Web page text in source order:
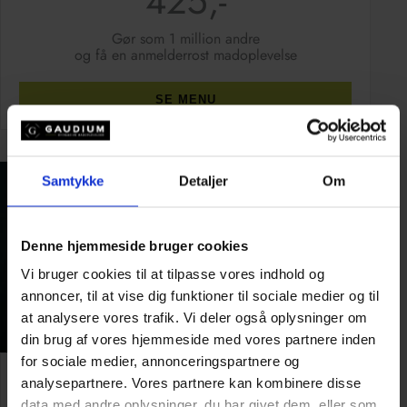
Samtykke Detaljer Om
Denne hjemmeside bruger cookies
Vi bruger cookies til at tilpasse vores indhold og
annoncer, til at vise dig funktioner til sociale medier og til
at analysere vores trafik. Vi deler også oplysninger om
din brug af vores hjemmeside med vores partnere inden
for sociale medier, annonceringspartnere og
analysepartnere. Vores partnere kan kombinere disse
Gør som 1 million andre
og få en anmelderrost madoplevelse
SE MENU
Grand Deluxe buffet